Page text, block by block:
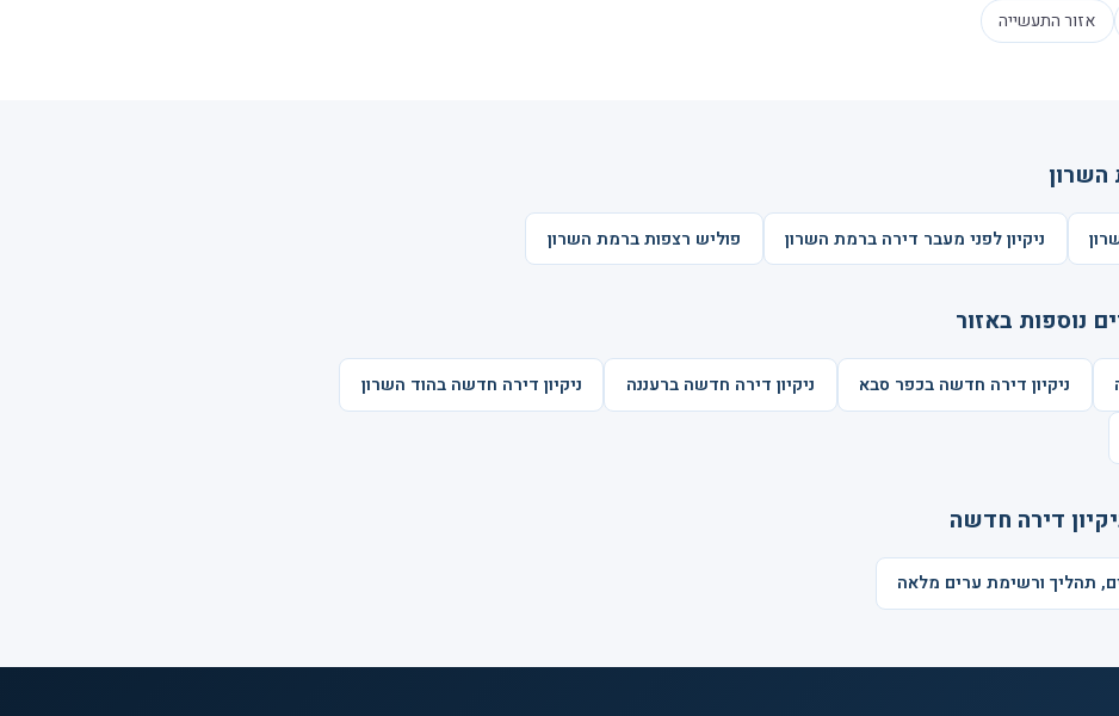
אזור התעשייה
השרון
ניקיון לפני מעבר דירה ברמת השרון פוליש רצפות ברמת השרון
נוספות באזור
ניקיון דירה חדשה בכפר סבא ניקיון דירה חדשה ברעננה ניקיון דירה חדשה בהוד השרון
דירה חדשה
תהליך ורשימת ערים מלאה